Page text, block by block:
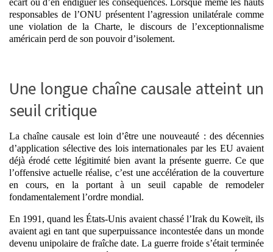
écart ou d’en endiguer les conséquences. Lorsque même les hauts
responsables de l’ONU présentent l’agression unilatérale comme
une violation de la Charte, le discours de l’exceptionnalisme
américain perd de son pouvoir d’isolement.
Une longue chaîne causale atteint un
seuil critique
La chaîne causale est loin d’être une nouveauté : des décennies
d’application sélective des lois internationales par les EU avaient
déjà érodé cette légitimité bien avant la présente guerre. Ce que
l’offensive actuelle réalise, c’est une accélération de la couverture
en cours,en la portant à un seuil capable de remodeler
fondamentalement l’ordre mondial.
En 1991, quand les États-Unis avaient chassé l’Irak du Koweït, ils
avaient agi en tant que superpuissance incontestée dans un monde
devenu unipolaire de fraîche date. La guerre froide s’était terminée